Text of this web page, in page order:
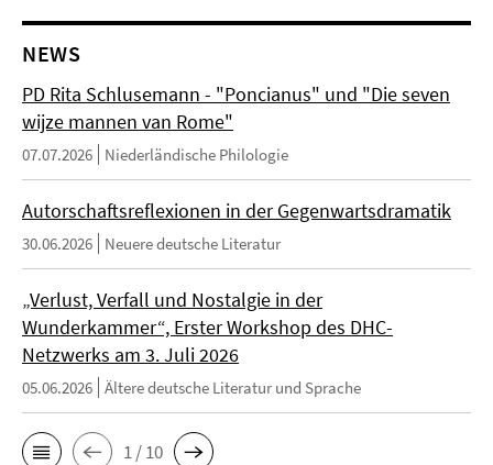
NEWS
PD Rita Schlusemann - "Poncianus" und "Die seven
wijze mannen van Rome"
07.07.2026 Niederländische Philologie
Autorschaftsreflexionen in der Gegenwartsdramatik
30.06.2026 Neuere deutsche Literatur
„Verlust, Verfall und Nostalgie in der
Wunderkammer“, Erster Workshop des DHC-
Netzwerks am 3. Juli 2026
05.06.2026 Ältere deutsche Literatur und Sprache
1 / 10